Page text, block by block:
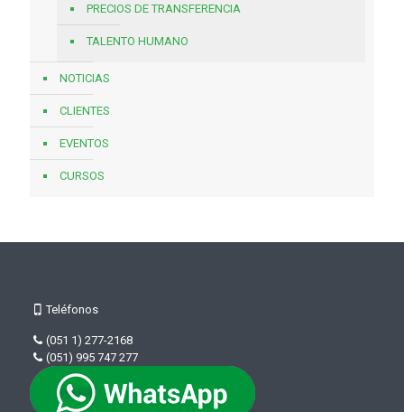
PRECIOS DE TRANSFERENCIA
TALENTO HUMANO
NOTICIAS
CLIENTES
EVENTOS
CURSOS
Teléfonos
(051 1) 277-2168
(051) 995 747 277